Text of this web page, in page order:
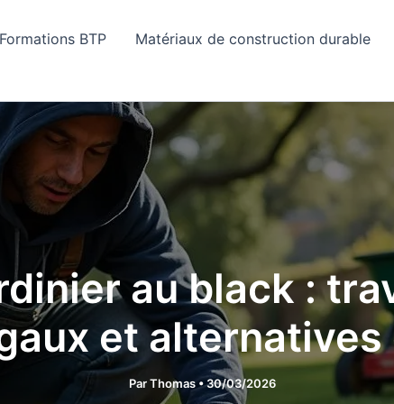
Formations BTP Matériaux de construction durable
au black :
et
ParThomas•30/03/2026